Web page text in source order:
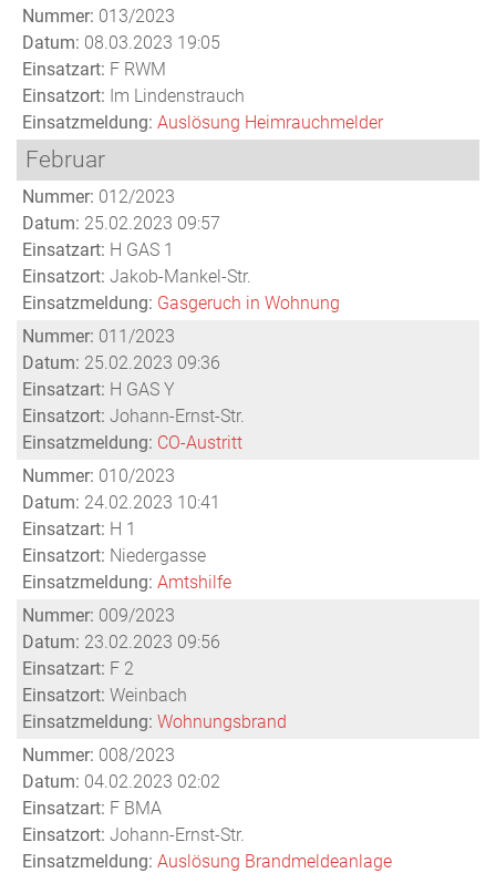
Nummer: 013/2023
Datum: 08.03.2023 19:05
Einsatzart: F RWM
Einsatzort: Im Lindenstrauch
Einsatzmeldung: Auslösung Heimrauchmelder
Februar
Nummer: 012/2023
Datum: 25.02.2023 09:57
Einsatzart: H GAS 1
Einsatzort: Jakob-Mankel-Str.
Einsatzmeldung: Gasgeruch in Wohnung
Nummer: 011/2023
Datum: 25.02.2023 09:36
Einsatzart: H GAS Y
Einsatzort: Johann-Ernst-Str.
Einsatzmeldung: CO-Austritt
Nummer: 010/2023
Datum: 24.02.2023 10:41
Einsatzart: H 1
Einsatzort: Niedergasse
Einsatzmeldung: Amtshilfe
Nummer: 009/2023
Datum: 23.02.2023 09:56
Einsatzart: F 2
Einsatzort: Weinbach
Einsatzmeldung: Wohnungsbrand
Nummer: 008/2023
Datum: 04.02.2023 02:02
Einsatzart: F BMA
Einsatzort: Johann-Ernst-Str.
Einsatzmeldung: Auslösung Brandmeldeanlage